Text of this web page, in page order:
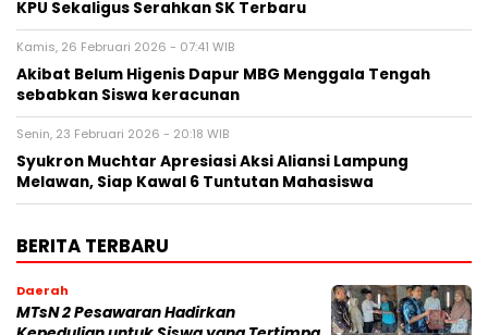
KPU Sekaligus Serahkan SK Terbaru
Kamis, 26 Februari 2026 - 07:41 WIB
Akibat Belum Higenis Dapur MBG Menggala Tengah
sebabkan Siswa keracunan
Senin, 23 Februari 2026 - 20:18 WIB
Syukron Muchtar Apresiasi Aksi Aliansi Lampung
Melawan, Siap Kawal 6 Tuntutan Mahasiswa
BERITA TERBARU
Daerah
MTsN 2 Pesawaran Hadirkan